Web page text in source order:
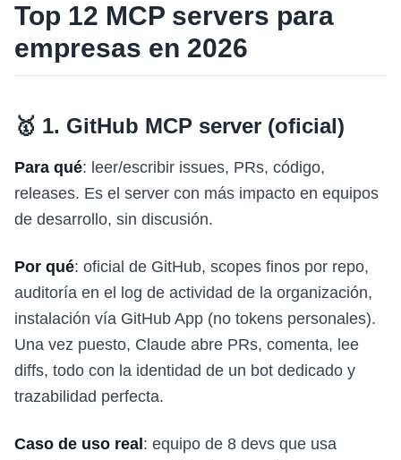
Top 12 MCP servers para
empresas en 2026
🥇 1. GitHub MCP server (oficial)
Para qué: leer/escribir issues, PRs, código,
releases. Es el server con más impacto en equipos
de desarrollo, sin discusión.
Por qué: oficial de GitHub, scopes finos por repo,
auditoría en el log de actividad de la organización,
instalación vía GitHub App (no tokens personales).
Una vez puesto, Claude abre PRs, comenta, lee
diffs, todo con la identidad de un bot dedicado y
trazabilidad perfecta.
Caso de uso real : equipo de 8 devs que usa